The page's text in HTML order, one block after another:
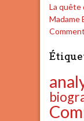
La quête
Madame